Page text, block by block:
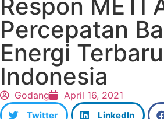
Respon METI
Percepatan
Energi
Indonesia
Godang April 16, 2021
Twitter LinkedIn